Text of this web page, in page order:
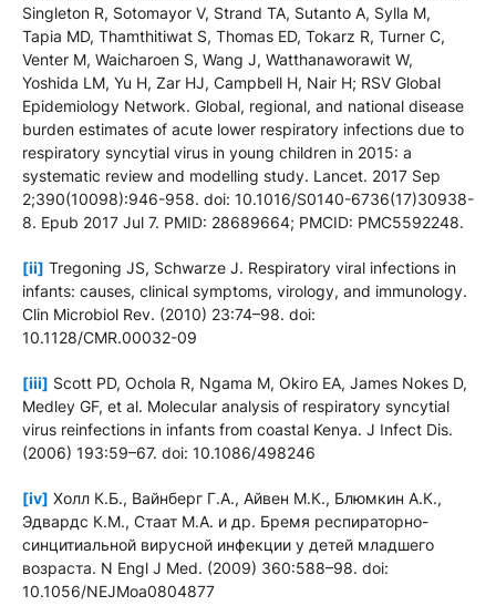
Singleton R, Sotomayor V, Strand TA, Sutanto A, Sylla M,
Tapia MD, Thamthitiwat S, Thomas ED, Tokarz R, Turner C,
Venter M, Waicharoen S, Wang J, Watthanaworawit W,
Yoshida LM, Yu H, Zar HJ, Campbell H, Nair H; RSV Global
Epidemiology Network. Global, regional, and national disease
burden estimates of acute lower respiratory infections due to
respiratory syncytial virus in young children in 2015: a
systematic review and modelling study. Lancet. 2017 Sep
2;390(10098):946-958. doi: 10.1016/S0140-6736(17)30938-
8. Epub 2017 Jul 7. PMID: 28689664; PMCID: PMC5592248.
[ii] Tregoning JS, Schwarze J. Respiratory viral infections in
infants: causes, clinical symptoms, virology, and immunology.
Clin Microbiol Rev. (2010) 23:74–98. doi:
10.1128/CMR.00032-09
[iii] Scott PD, Ochola R, Ngama M, Okiro EA, James Nokes D,
Medley GF, et al. Molecular analysis of respiratory syncytial
virus reinfections in infants from coastal Kenya. J Infect Dis.
(2006) 193:59–67. doi: 10.1086/498246
[iv] Холл К.Б., Вайнберг Г.А., Айвен М.К., Блюмкин А.К.,
Эдвардс К.М., Стаат М.А. и др. Бремя респираторно-
синцитиальной вирусной инфекции у детей младшего
возраста. N Engl J Med. (2009) 360:588–98. doi:
10.1056/NEJMoa0804877